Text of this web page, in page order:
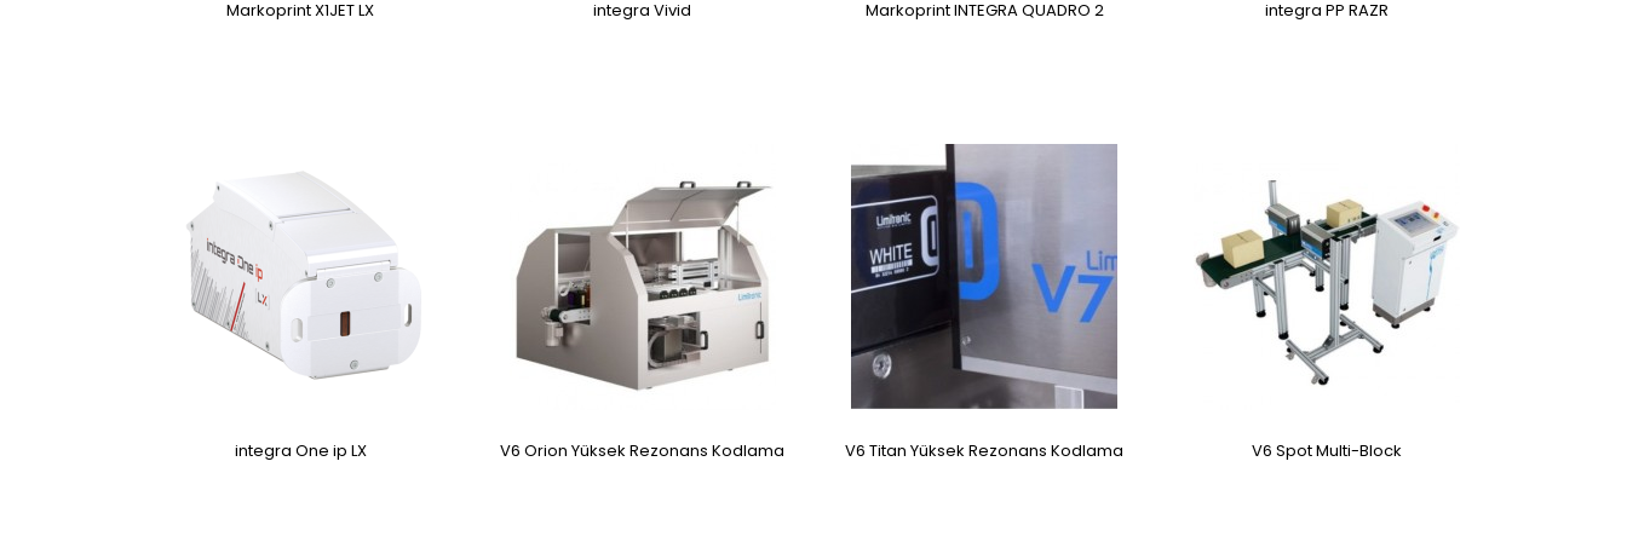
Markoprint X1JET LX integra Vivid Markoprint INTEGRA QUADRO 2 integra PP RAZR
integra One ip LX V6 Orion Yüksek Rezonans Kodlama V6 Titan Yüksek Rezonans Kodlama V6 Spot Multi-Block